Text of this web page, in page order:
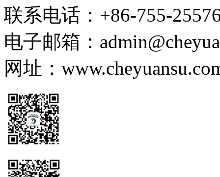
联系电话：+86-755-
电子邮箱：
网址：